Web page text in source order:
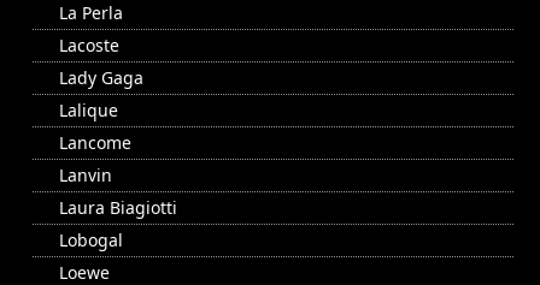
La Perla
Lacoste
Lady Gaga
Lalique
Lancome
Lanvin
Laura Biagiotti
Lobogal
Loewe